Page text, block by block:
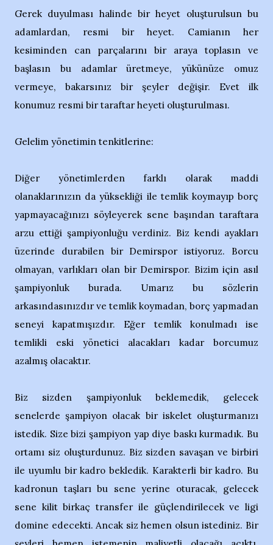
Gerek duyulması halinde bir heyet oluşturulsun bu
adamlardan, resmi bir heyet. Camianın her
kesiminden can parçalarını bir araya toplasın ve
başlasın bu adamlar üretmeye, yükünüze omuz
vermeye, bakarsınız bir şeyler değişir. Evet ilk
konumuz resmi bir taraftar heyeti oluşturulması.
Gelelim yönetimin tenkitlerine:
Diğer yönetimlerden farklı olarak maddi
olanaklarınızın da yüksekliği ile temlik koymayıp borç
yapmayacağınızı söyleyerek sene başından taraftara
arzu ettiği şampiyonluğu verdiniz. Biz kendi ayakları
üzerinde durabilen bir Demirspor istiyoruz. Borcu
olmayan, varlıkları olan bir Demirspor. Bizim için asıl
şampiyonluk burada. Umarız bu sözlerin
arkasındasınızdır ve temlik koymadan, borç yapmadan
seneyi kapatmışızdır. Eğer temlik konulmadı ise
temlikli eski yönetici alacakları kadar borcumuz
azalmış olacaktır.
Biz sizden şampiyonluk beklemedik, gelecek
senelerde şampiyon olacak bir iskelet oluşturmanızı
istedik. Size bizi şampiyon yap diye baskı kurmadık. Bu
ortamı siz oluşturdunuz. Biz sizden savaşan ve birbiri
ile uyumlu bir kadro bekledik. Karakterli bir kadro. Bu
kadronun taşları bu sene yerine oturacak, gelecek
sene kilit birkaç transfer ile güçlendirilecek ve ligi
domine edecekti. Ancak siz hemen olsun istediniz. Bir